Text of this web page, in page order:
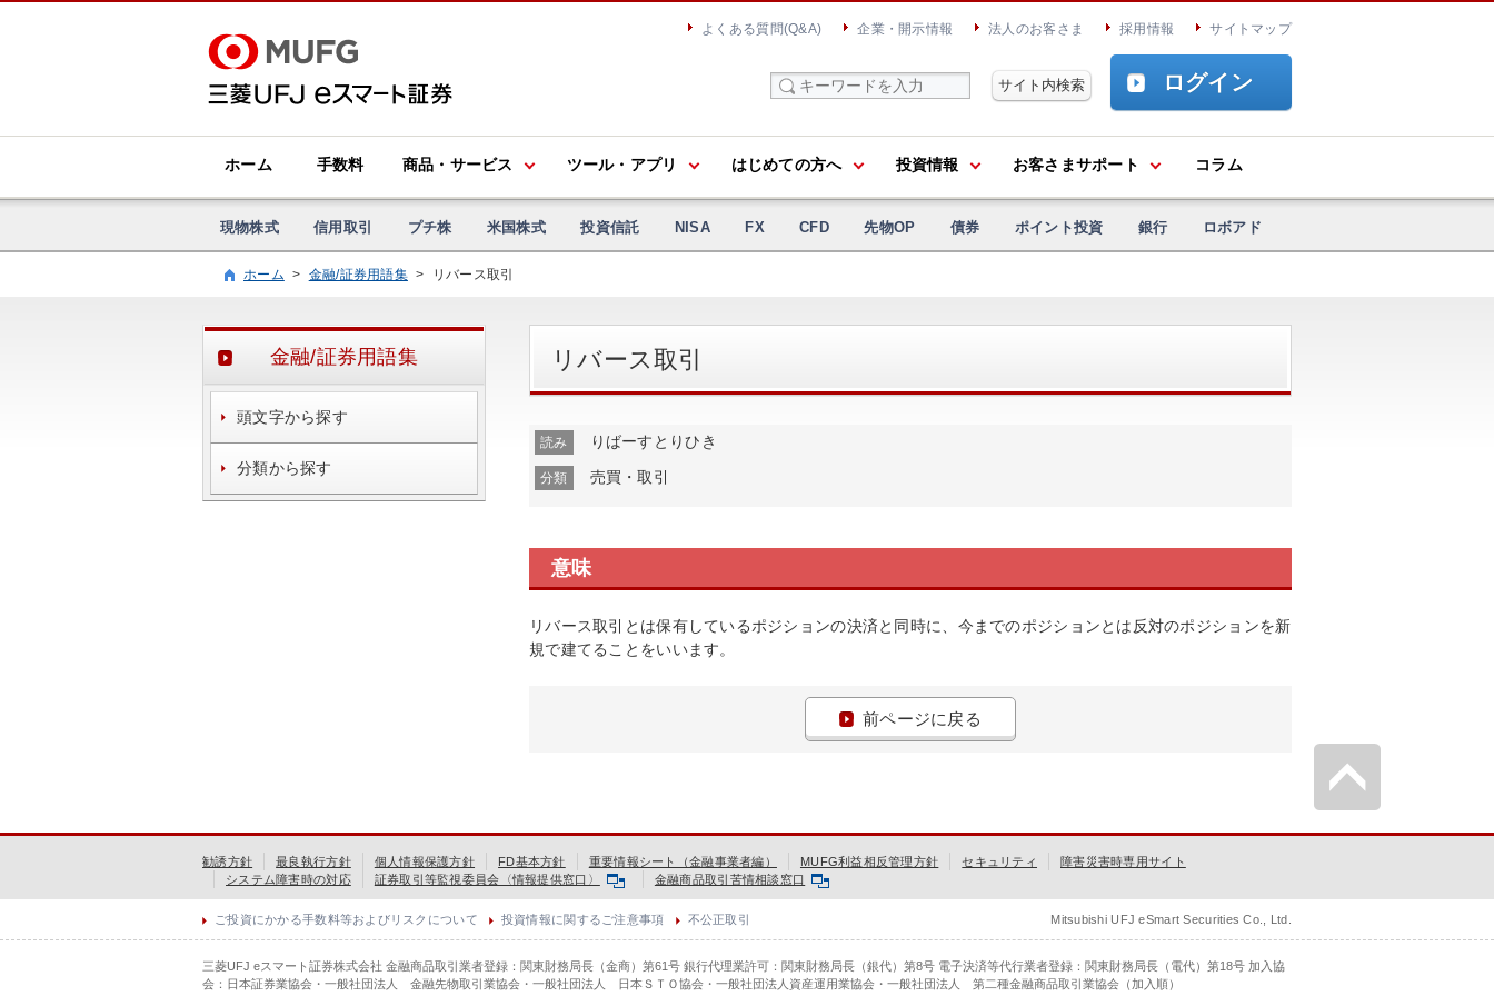
よくある質問(Q&A) 企業・開示情報 法人のお客さま 採用情報 サイトマップ
ログイン
ホーム 手数料 商品・サービス ツール・アプリ はじめての方へ 投資情報 お客さまサポート コラム
現物株式 信用取引 プチ株 米国株式 投資信託 NISA FX CFD 先物OP 債券 ポイント投資 銀行 ロボアド
ホーム > 金融/証券用語集 > リバース取引
リバース取引
読み りばーすとりひき
分類 売買・取引
意味
リバース取引とは保有しているポジションの決済と同時に、今までのポジションとは反対のポジションを新
規で建てることをいいます。
前ページに戻る
金融/証券用語集
頭文字から探す
分類から探す
勧誘方針 最良執行方針 個人情報保護方針 FD基本方針 重要情報シート（金融事業者編） MUFG利益相反管理方針 セキュリティ
障害災害時専用サイト
システム障害時の対応
証券取引等監視委員会〈情報提供窓口〉 金融商品取引苦情相談窓口
ご投資にかかる手数料等およびリスクについて 投資情報に関するご注意事項 不公正取引 Mitsubishi UFJ eSmart Securities Co., Ltd.
三菱UFJ eスマート証券株式会社 金融商品取引業者登録：関東財務局長（金商）第61号 銀行代理業許可：関東財務局長（銀代）第8号 電子決済等代行業者登録：関東財務局長（電代）第18号 加入協
会：日本証券業協会・一般社団法人 金融先物取引業協会・一般社団法人 日本ＳＴＯ協会・一般社団法人資産運用業協会・一般社団法人 第二種金融商品取引業協会（加入順）